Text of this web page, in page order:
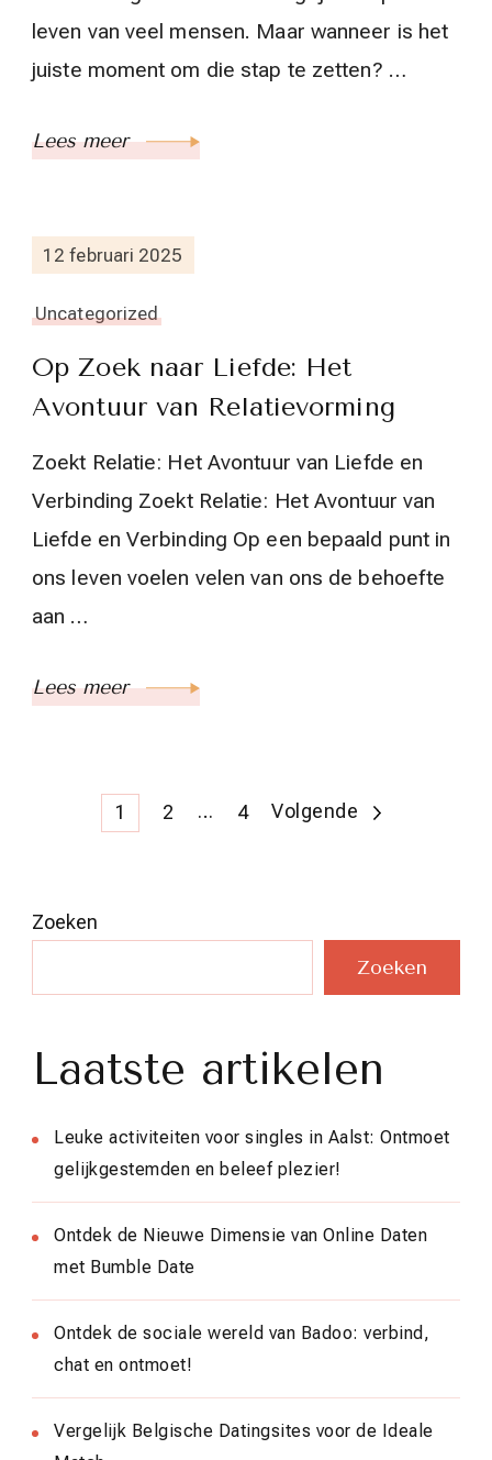
leven van veel mensen. Maar wanneer is het
juiste moment om die stap te zetten? …
Lees meer
12 februari 2025
Uncategorized
Op Zoek naar Liefde: Het
Avontuur van Relatievorming
Zoekt Relatie: Het Avontuur van Liefde en
Verbinding Zoekt Relatie: Het Avontuur van
Liefde en Verbinding Op een bepaald punt in
ons leven voelen velen van ons de behoefte
aan …
Lees meer
Berichten
Pagina
1 Pagina
2 … Pagina
4 Volgende
Zoeken
Zoeken
Laatste artikelen
Leuke activiteiten voor singles in Aalst: Ontmoet
gelijkgestemden en beleef plezier!
Ontdek de Nieuwe Dimensie van Online Daten
met Bumble Date
Ontdek de sociale wereld van Badoo: verbind,
chat en ontmoet!
Vergelijk Belgische Datingsites voor de Ideale